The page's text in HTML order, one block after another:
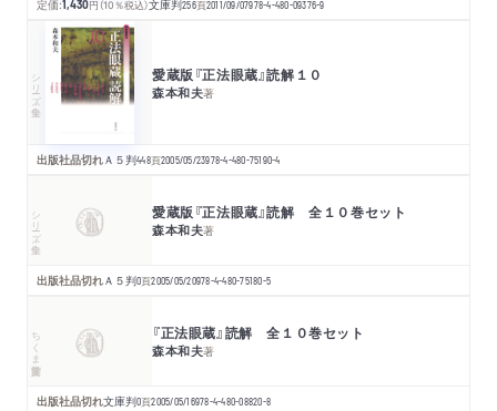
定価:1,430円 （10％税込）文庫判256頁2011/09/07978-4-480-09376-9
シリーズ・全集 愛蔵版『正法眼蔵』読解１０
森本和夫著
出版社品切れＡ５判448頁2005/05/23978-4-480-75190-4
シリーズ・全集 愛蔵版『正法眼蔵』読解 全１０巻セット
森本和夫著
出版社品切れＡ５判0頁2005/05/20978-4-480-75180-5
ちくま学芸文庫 『正法眼蔵』読解 全１０巻セット
森本和夫著
出版社品切れ文庫判0頁2005/05/16978-4-480-08820-8